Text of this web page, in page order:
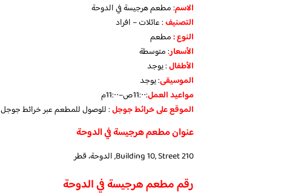
الاسم: مطعم هرجيسة في الدوحة
التصنيف: عائلات – افراد
النوع :مطعم
الأسعار:متوسطة
الأطفال:يوجد
الموسيقى:يوجد
مواعيد العمل:11:٠٠ص–11:٠٠م
الموقع على خرائط جوجل: للوصول للمطعم عبر خرائط جوجل
عنوان مطعم هرجيسة في الدوحة
Building 10, Street 210, الدوحة، قطر
رقم مطعم هرجيسة في الدوحة